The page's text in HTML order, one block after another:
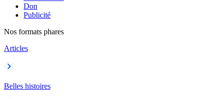
Don
Publicité
Nos formats phares
Articles
Belles histoires